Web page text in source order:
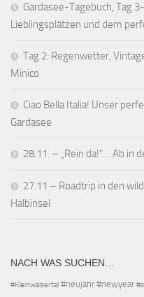
Gardasee-Tagebuch, Tag
Lieblingsplätzen und dem
Tag 2: Regenwetter,
Minico
Ciao Bella Italia! Unser
Gardasee
28.11. – „Rein da!“… Ab in
27.11 – Roadtrip in den
Halbinsel
NACH WAS SUCHEN…
#Kleinwalsertal #neujahr #newyear